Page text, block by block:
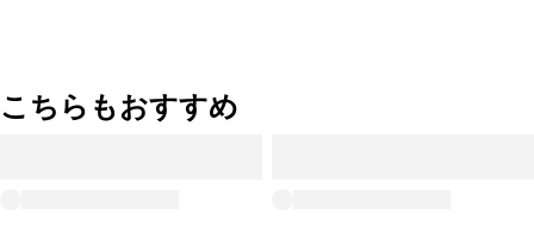
こちらもおすすめ